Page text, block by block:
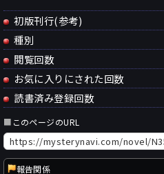
初版刊行(参考)
種別
閲覧回数
お気に入りにされた回数
読書済み登録回数
■ このページのURL
報告関係